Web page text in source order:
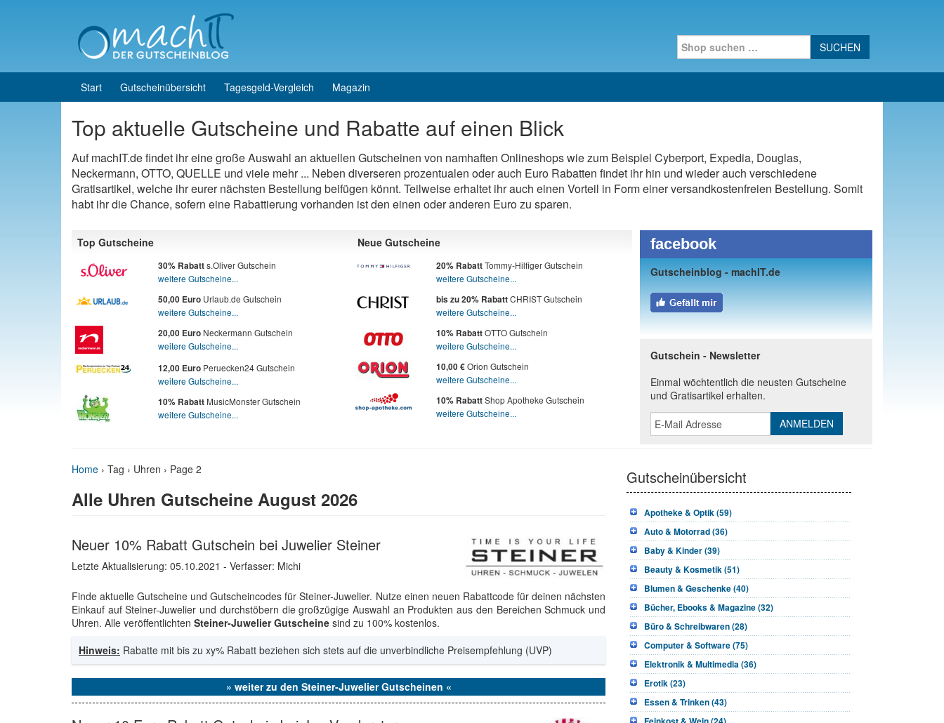
Search for:
Start Gutscheinübersicht Tagesgeld-Vergleich Magazin
Top aktuelle Gutscheine und Rabatte auf einen Blick
Auf machIT.de findet ihr eine große Auswahl an aktuellen Gutscheinen von namhaften Onlineshops wie zum Beispiel Cyberport, Expedia, Douglas,
Neckermann, OTTO, QUELLE und viele mehr ... Neben diverseren prozentualen oder auch Euro Rabatten findet ihr hin und wieder auch verschiedene
Gratisartikel, welche ihr eurer nächsten Bestellung beifügen könnt. Teilweise erhaltet ihr auch einen Vorteil in Form einer versandkostenfreien Bestellung. Somit
habt ihr die Chance, sofern eine Rabattierung vorhanden ist den einen oder anderen Euro zu sparen.
Top Gutscheine
30% Rabatts.Oliver Gutschein
weitere Gutscheine...
50,00 Euro Urlaub.de Gutschein
weitere Gutscheine...
20,00 Euro Neckermann Gutschein
weitere Gutscheine...
12,00 Euro Peruecken24 Gutschein
weitere Gutscheine...
10% Rabatt MusicMonster Gutschein
weitere Gutscheine...
Neue Gutscheine
20% RabattTommy-Hilfiger Gutschein
weitere Gutscheine...
bis zu 20% RabattCHRIST Gutschein
weitere Gutscheine...
10% RabattOTTO Gutschein
weitere Gutscheine...
10,00 €Orion Gutschein
weitere Gutscheine...
10% RabattShop Apotheke Gutschein
weitere Gutscheine...
facebook
Gutscheinblog - machIT.de
Gutschein - Newsletter
Einmal wöchtentlich die neusten Gutscheine
und Gratisartikel erhalten.
Home › Tag › Uhren › Page 2
Alle Uhren Gutscheine August 2026
Neuer 10% Rabatt Gutschein bei Juwelier Steiner
Letzte Aktualisierung: 05.10.2021 - Verfasser: Michi
Finde aktuelle Gutscheine und Gutscheincodes für Steiner-Juwelier. Nutze einen neuen Rabattcode für deinen nächsten
Einkauf auf Steiner-Juwelier und durchstöbern die großzügige Auswahl an Produkten aus den Bereichen Schmuck und
Uhren. Alle veröffentlichten Steiner-Juwelier Gutscheine sind zu 100% kostenlos.
Hinweis: Rabatte mit bis zu xy% Rabatt beziehen sich stets auf die unverbindliche Preisempfehlung (UVP)
» weiter zu den Steiner-Juwelier Gutscheinen «
Gutscheinübersicht
Apotheke & Optik (59)
Auto & Motorrad (36)
Baby & Kinder (39)
Beauty & Kosmetik (51)
Blumen & Geschenke (40)
Bücher, Ebooks & Magazine (32)
Büro & Schreibwaren (28)
Computer & Software (75)
Elektronik & Multimedia (36)
Erotik (23)
Essen & Trinken (43)